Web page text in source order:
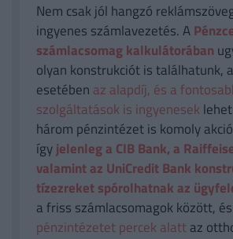
Nem csak jól hangzó
ingyenes számlavezetés. A
számlacsomag kalkulátorában
olyan konstrukciót is találhatunk,
esetében az alapdíj, és a
szolgáltatások is ingyenesek
három pénzintézet is komoly
ígyjelenleg a CIB Bank, a
valamint az UniCredit Bank
tízezreket spórolhatnak az
a friss számlacsomagok között, és
pénzintézetet percek alattaz